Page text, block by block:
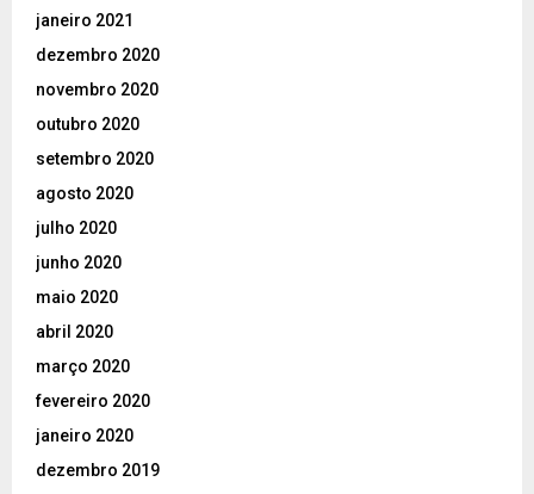
janeiro 2021
dezembro 2020
novembro 2020
outubro 2020
setembro 2020
agosto 2020
julho 2020
junho 2020
maio 2020
abril 2020
março 2020
fevereiro 2020
janeiro 2020
dezembro 2019